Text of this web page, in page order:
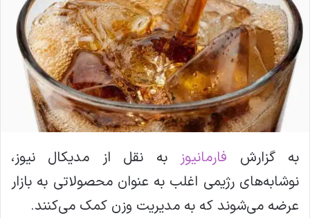
ل
به گزارش فارمانیوز به نقل از مدیکال نیوز،
نوشابه‌های رژیمی اغلب به عنوان محصولاتی به بازار
عرضه می‌شوند که به مدیریت وزن کمک می‌کنند.